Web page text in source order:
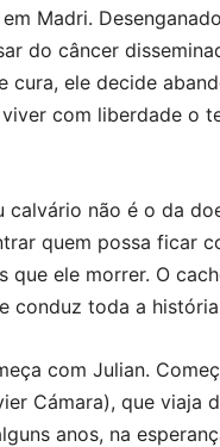
Madri.
do câncer
cura, ele decide
com liberdade o
calvário não é o da
quem possa ficar
que ele morrer. O
conduz toda a
com Julian.
Cámara), que viaja
anos, na